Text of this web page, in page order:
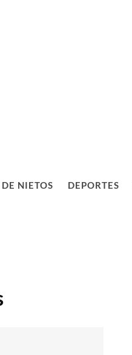
DE NIETOS DEPORTES